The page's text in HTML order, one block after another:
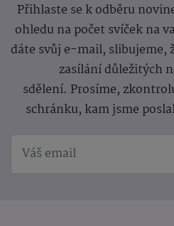
Přihlaste se k odběru
ohledu na počet svíček na
dáte svůj e-mail, slibujeme,
zasílání důležitých
sdělení. Prosíme,
schránku, kam jsme